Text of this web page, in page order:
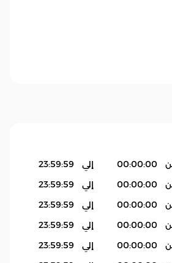
00:00:00 إلي
23:59:59
00:00:00 إلي
23:59:59
00:00:00 إلي
23:59:59
00:00:00 إلي
23:59:59
00:00:00 إلي
23:59:59